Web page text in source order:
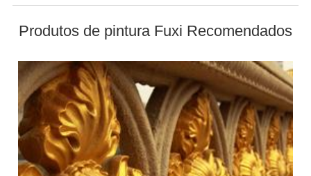
Produtos de pintura Fuxi Recomendados